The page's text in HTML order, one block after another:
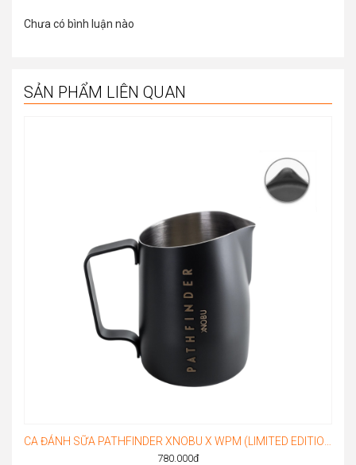
Chưa có bình luận nào
SẢN PHẨM LIÊN QUAN
780.000đ